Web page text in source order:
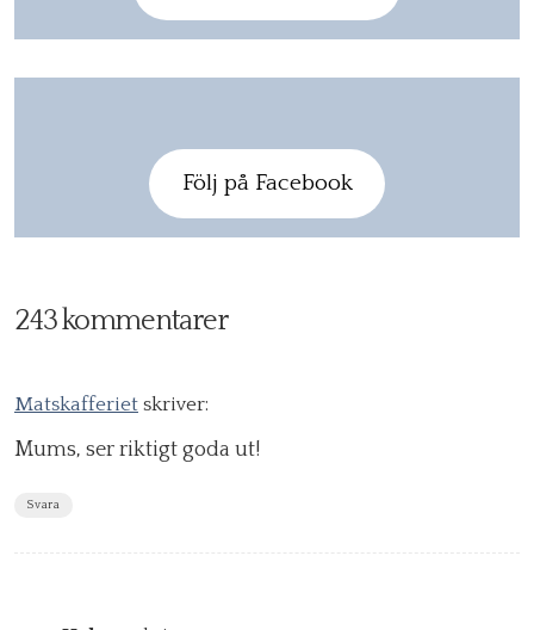
Följ på Facebook
243 kommentarer
Matskafferiet skriver:
Mums, ser riktigt goda ut!
Svara